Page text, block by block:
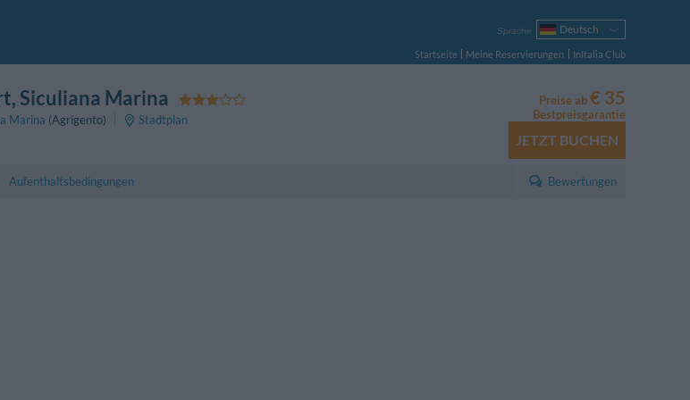
Sprache
Deutsch
Italiano
English
Español
Русский
Português
Polski
Startseite Meine Reservierungen
InItalia Club
, Siculiana Marina
Marina (Agrigento) Stadtplan
Preise ab€ 35
Bestpreisgarantie
JETZT BUCHEN
Aufenthaltsbedingungen Bewertungen